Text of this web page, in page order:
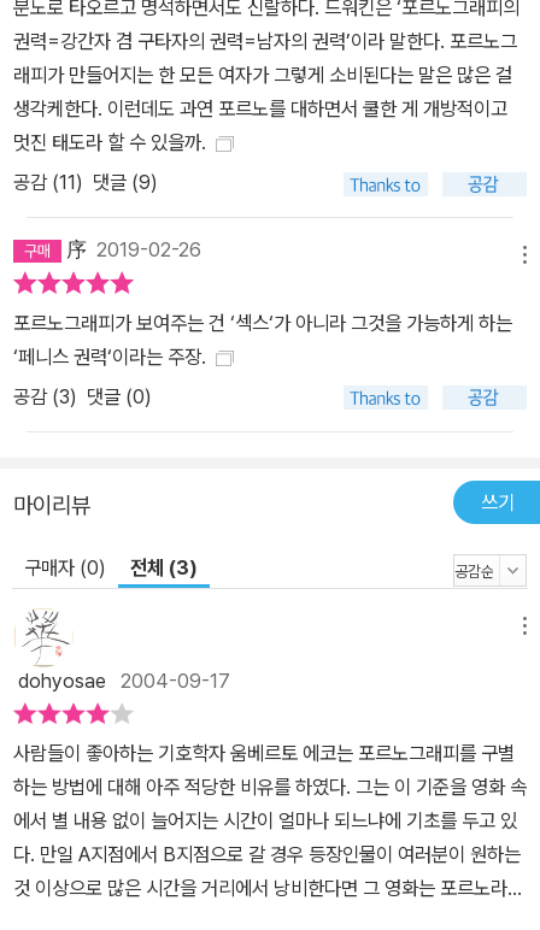
분노로 타오르고 명석하면서도 신랄하다. 드워킨은 ‘포르노그래피의
권력=강간자 겸 구타자의 권력=남자의 권력’이라 말한다. 포르노그
래피가 만들어지는 한 모든 여자가 그렇게 소비된다는 말은 많은 걸
생각케한다. 이런데도 과연 포르노를 대하면서 쿨한 게 개방적이고
멋진 태도라 할 수 있을까.
공감 (11) 댓글 (9)
序 2019-02-26
포르노그래피가 보여주는 건 ‘섹스‘가 아니라 그것을 가능하게 하는
‘페니스 권력‘이라는 주장.
공감 (3) 댓글 (0)
마이리뷰 쓰기
구매자 (0) 전체 (3)
dohyosae 2004-09-17
사람들이 좋아하는 기호학자 움베르토 에코는 포르노그래피를 구별
하는 방법에 대해 아주 적당한 비유를 하였다. 그는 이 기준을 영화 속
에서 별 내용 없이 늘어지는 시간이 얼마나 되느냐에 기초를 두고 있
다. 만일 A지점에서 B지점으로 갈 경우 등장인물이 여러분이 원하는
것 이상으로 많은 시간을 거리에서 낭비한다면 그 영화는 포르노라는